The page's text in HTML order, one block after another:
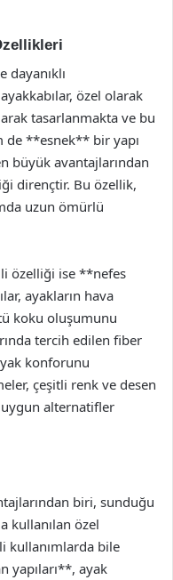
dayanıklı
özel olarak
tasarlanmakta ve bu
**esnek** bir yapı
büyük avantajlarından
dirençtir. Bu özellik,
uzun ömürlü
özelliği ise **nefes
ayakların hava
koku oluşumunu
tercih edilen fiber
konforunu
çeşitli renk ve desen
uygun alternatifler
biri, sunduğu
kullanılan özel
kullanımlarda bile
yapıları**, ayak